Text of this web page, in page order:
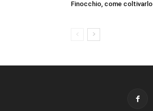
Finocchio, come coltivarlo